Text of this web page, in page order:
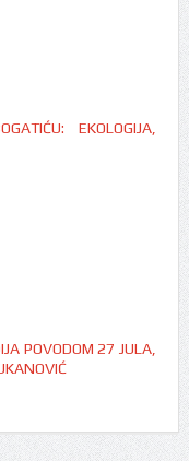
EKOLOGIJA,
POVODOM 27 JULA,